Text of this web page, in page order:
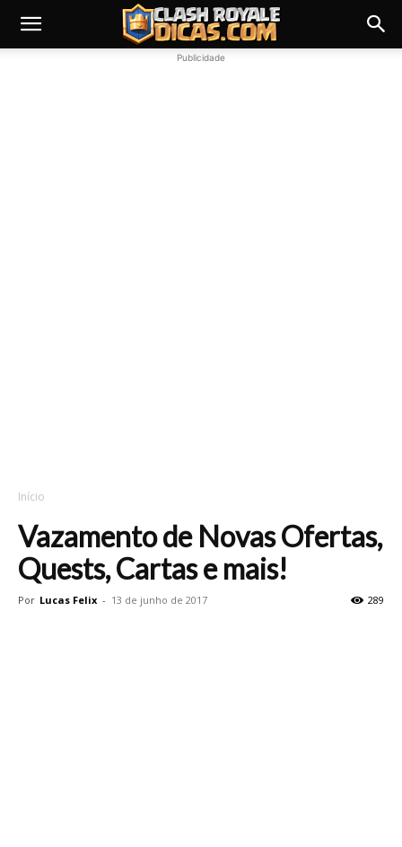
Publicidade
Início
Vazamento de Novas Ofertas,
Quests, Cartas e mais!
Por Lucas Felix - 13 de junho de 2017 289